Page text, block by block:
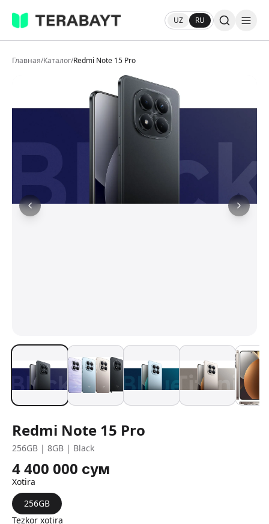
UZ RU
Главная/Каталог/Redmi Note 15 Pro
Redmi Note 15 Pro
256GB | 8GB | Black
4 400 000 сум
Xotira
256GB
Tezkor xotira